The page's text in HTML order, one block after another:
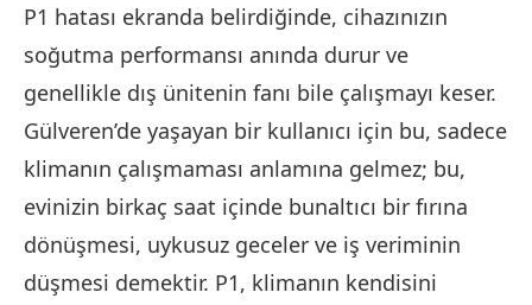
P1 hatası ekranda belirdiğinde, cihazınızın
soğutma performansı anında durur ve
genellikle dış ünitenin fanı bile çalışmayı keser.
Gülveren’de yaşayan bir kullanıcı için bu, sadece
klimanın çalışmaması anlamına gelmez; bu,
evinizin birkaç saat içinde bunaltıcı bir fırına
dönüşmesi, uykusuz geceler ve iş veriminin
düşmesi demektir. P1, klimanın kendisini